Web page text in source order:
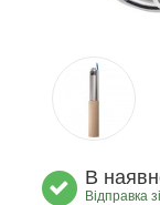
В
Відправка